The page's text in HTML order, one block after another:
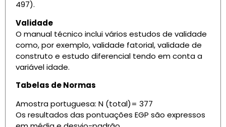
497).
Validade
O manual técnico inclui vários estudos de validade
como, por exemplo, validade fatorial, validade de
construto e estudo diferencial tendo em conta a
variável idade.
Tabelas de Normas
Amostra portuguesa: N (total)= 377
Os resultados das pontuações EGP são expressos